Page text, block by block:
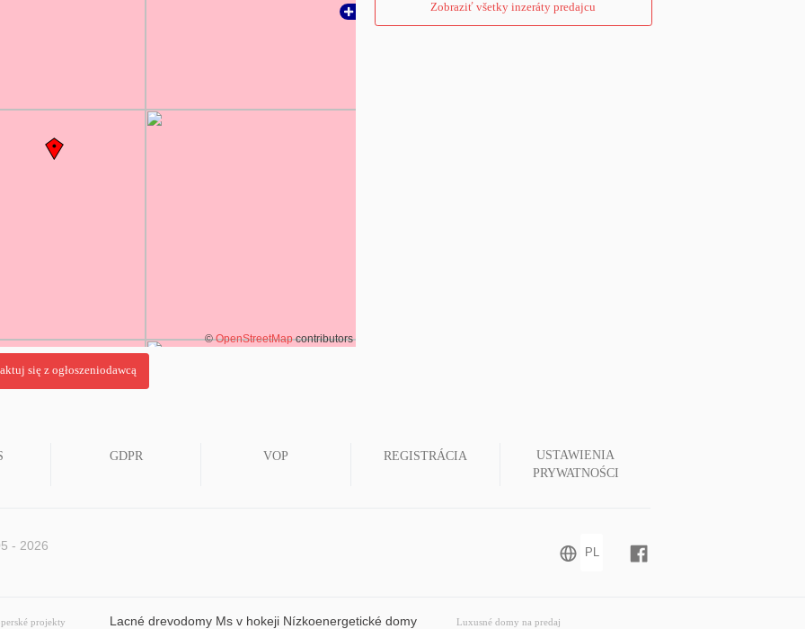
©OpenStreetMapcontributors
Zobraziť všetky inzeráty predajcu
GDPR VOP REGISTRÁCIA
USTAWIENIA
PRYWATNOŚCI
- 2026
projekty Lacné drevodomy Ms v hokeji Nízkoenergetické domy Luxusné domy na predaj